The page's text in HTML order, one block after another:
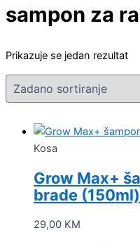
sampon za
Prikazuje se jedan rezultat
Kosa
Grow Max+
brade (150ml)
29,00 KM